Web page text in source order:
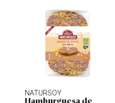
NATURSOY